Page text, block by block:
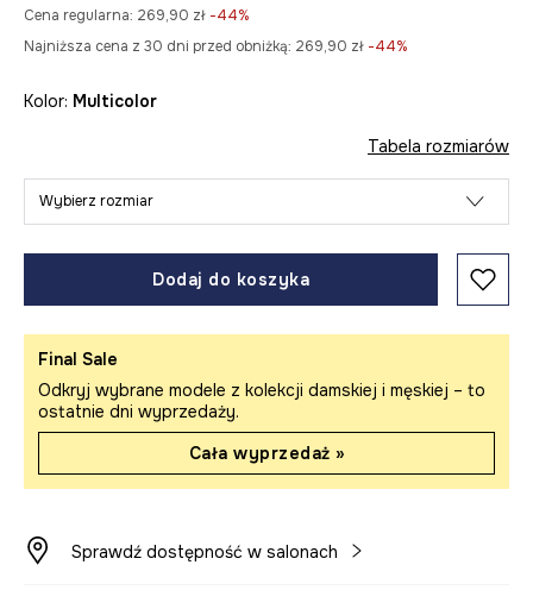
Cena regularna: 269,90 zł -44%
Najniższa cena z 30 dni przed obniżką: 269,90 zł -44%
Kolor: multicolor
Tabela rozmiarów
Wybierz rozmiar
Dodaj do koszyka
Final Sale
Odkryj wybrane modele z kolekcji damskiej i męskiej – to
ostatnie dni wyprzedaży.
Cała wyprzedaż »
Sprawdź dostępność w salonach